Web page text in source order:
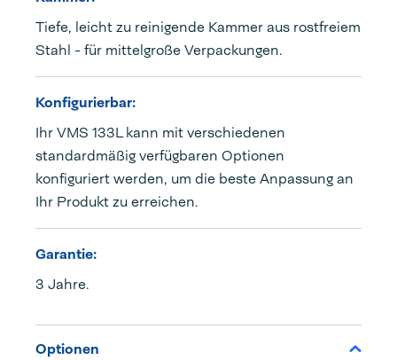
Tiefe, leicht zu reinigende Kammer aus rostfreiem
Stahl - für mittelgroße Verpackungen.
Konfigurierbar:
Ihr VMS 133L kann mit verschiedenen
standardmäßig verfügbaren Optionen
konfiguriert werden, um die beste Anpassung an
Ihr Produkt zu erreichen.
Garantie:
3 Jahre.
Optionen